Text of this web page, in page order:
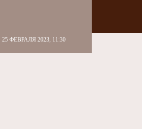
25 ФЕВРАЛЯ 2023, 11:30